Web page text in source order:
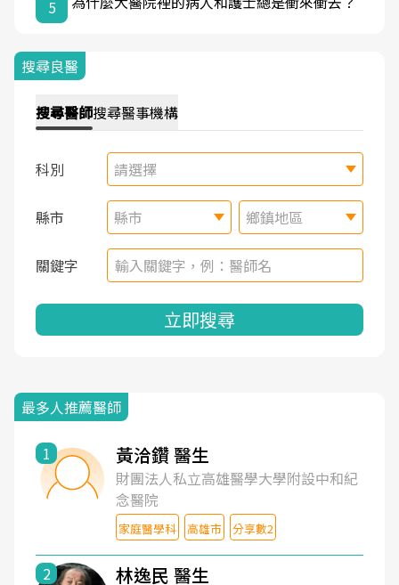
5
搜尋良醫
搜尋醫師搜尋醫事機構
科別 請選擇
縣市 縣市 鄉鎮地區
關鍵字
立即搜尋
最多人推薦醫師
1 黃洽鑽 醫生
財團法人私立高雄醫學大學附設中和紀
念醫院
家庭醫學科 高雄市 分享數2
2 林逸民 醫生